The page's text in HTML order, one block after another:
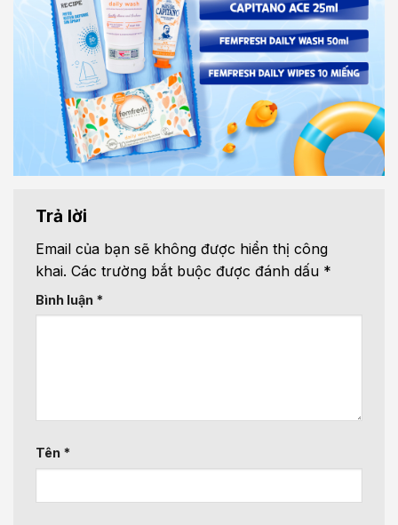
Trả lời
Email của bạn sẽ không được hiển thị công
khai. Các trường bắt buộc được đánh dấu *
Bình luận *
Tên *